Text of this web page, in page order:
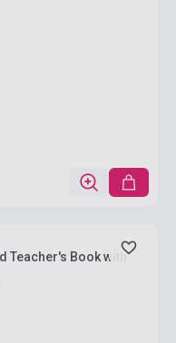
Teacher's Book with